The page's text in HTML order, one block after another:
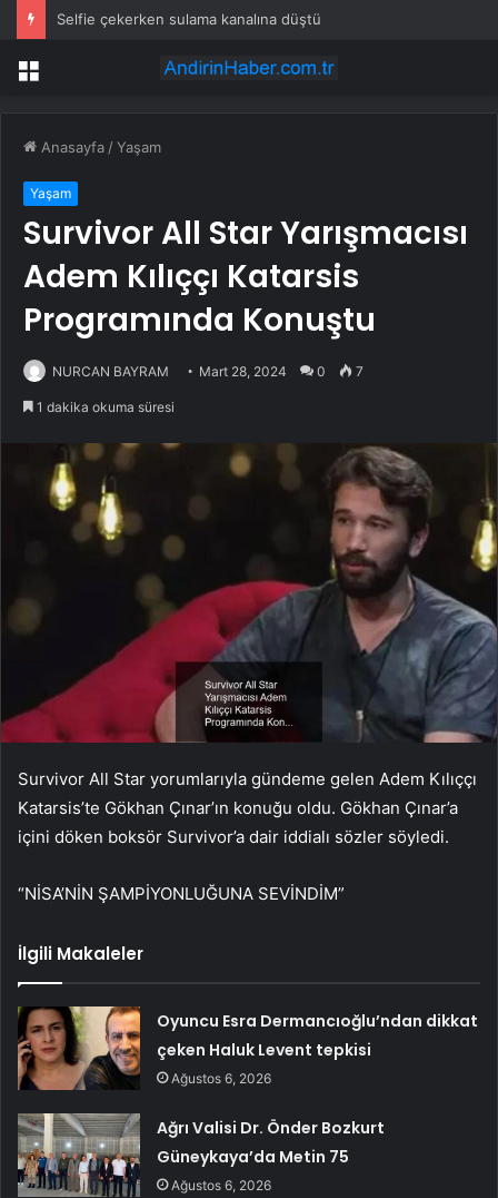
Selfie çekerken sulama kanalına düştü
Menü
Anasayfa /Yaşam
Yaşam
Survivor All Star Yarışmacısı
Adem Kılıççı Katarsis
Programında Konuştu
NURCAN BAYRAM Mart 28, 2024 0 7
1 dakika okuma süresi
Survivor All Star yorumlarıyla gündeme gelen Adem Kılıççı
Katarsis’te Gökhan Çınar’ın konuğu oldu. Gökhan Çınar’a
içini döken boksör Survivor’a dair iddialı sözler söyledi.
“NİSA’NİN ŞAMPİYONLUĞUNA SEVİNDİM”
İlgili Makaleler
Oyuncu Esra Dermancıoğlu’ndan dikkat
çeken Haluk Levent tepkisi
Ağustos 6, 2026
Ağrı Valisi Dr. Önder Bozkurt
Güneykaya’da Metin 75
Ağustos 6, 2026